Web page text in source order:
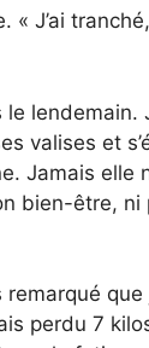
« J’ai
lendemain.
valises et
Jamais elle
bien-être, ni
remarqué que
perdu 7